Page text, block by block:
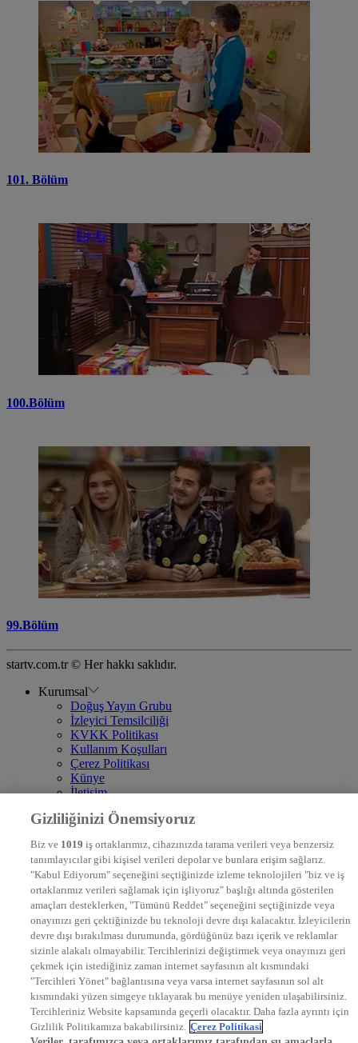
101. Bölüm
100.Bölüm
99.Bölüm
startv.com.tr © Her hakkı saklıdır.
Kurumsal
Doğuş Yayın Grubu
İzleyici Temsilciliği
KVKK Politikası
Kullanım Koşulları
Çerez Politikası
Künye
İletişim
DYG Televizyonlar
STAR
EURO STAR
KRAL POP TV
DYG Radyolar
NTV RADYO
KRAL FM
KRAL POP
EKSEN
VOYAGE
DYG Dijital
ntv.com.tr
ntvspor.net
secim.ntv.com.tr
startv.com.tr
Gizliliğinizi Önemsiyoruz
Biz ve 1019 iş ortaklarımız, cihazınızda tarama verileri veya benzersiz
tanımlayıcılar gibi kişisel verileri depolar ve bunlara erişim sağlarız.
"Kabul Ediyorum" seçeneğini seçtiğinizde izleme teknolojileri "biz ve iş
ortaklarımız verileri sağlamak için işliyoruz" başlığı altında gösterilen
amaçları desteklerken, "Tümünü Reddet" seçeneğini seçtiğinizde veya
onayınızı geri çektiğinizde bu teknoloji devre dışı kalacaktır. İzleyicilerin
devre dışı bırakılması durumunda, gördüğünüz bazı içerik ve reklamlar
sizinle alakalı olmayabilir. Tercihlerinizi değiştirmek veya onayınızı geri
çekmek için istediğiniz zaman internet sayfasının alt kısmındaki
"Tercihleri Yönet" bağlantısına veya varsa internet sayfasının sol alt
kısmındaki yüzen simgeye tıklayarak bu menüye yeniden ulaşabilirsiniz.
Tercihleriniz Website kapsamında geçerli olacaktır. Daha fazla ayrıntı için
Gizlilik Politikamıza bakabilirsiniz. Çerez Politikasi